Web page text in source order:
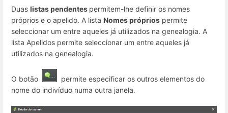
Duas listas pendentes permitem-lhe definir os nomes
próprios e o apelido. A lista Nomes próprios permite
seleccionar um entre aqueles já utilizados na genealogia. A
lista Apelidos permite seleccionar um entre aqueles já
utilizados na genealogia.
O botão
permite especificar os outros elementos do
nome do indivíduo numa outra janela.